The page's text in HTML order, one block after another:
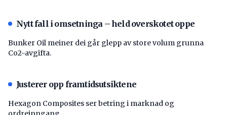
Nytt fall i omsetninga – held overskotet oppe
Bunker Oil meiner dei går glepp av store volum grunna
Co2-avgifta.
Justerer opp framtidsutsiktene
Hexagon Composites ser betring i marknad og